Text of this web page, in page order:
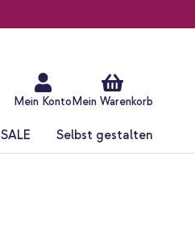
Mein Konto Mein Warenkorb
SALE Selbst gestalten